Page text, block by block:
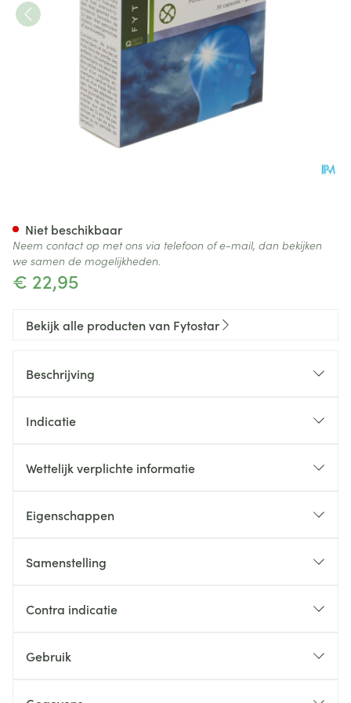
€ 22,95
Niet beschikbaar
Neem contact op met ons via telefoon of e-mail, dan bekijken
we samen de mogelijkheden.
Bekijk alle producten van Fytostar
Beschrijving
Indicatie
Wettelijk verplichte informatie
Eigenschappen
Samenstelling
Contra indicatie
Gebruik